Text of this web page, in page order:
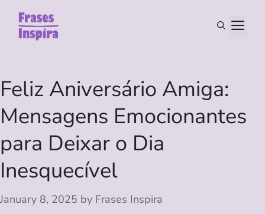
content
Feliz Aniversário Amiga:
Mensagens Emocionantes
para Deixar o Dia
Inesquecível
January 8, 2025 by Frases Inspira